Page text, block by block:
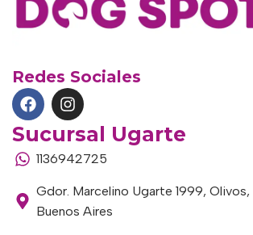
Redes Sociales
Sucursal Ugarte
1136942725
Gdor. Marcelino Ugarte 1999,
Buenos Aires